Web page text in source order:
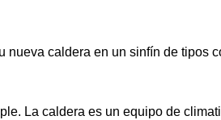
caldera en un sinfín de tipos
La caldera es un equipo de